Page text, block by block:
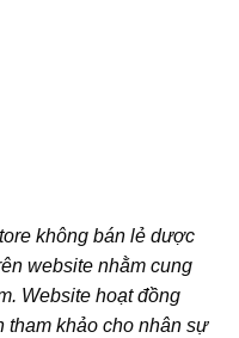
không bán lẻ dược
website nhằm cung
Website hoạt đồng
tham khảo cho nhân sự